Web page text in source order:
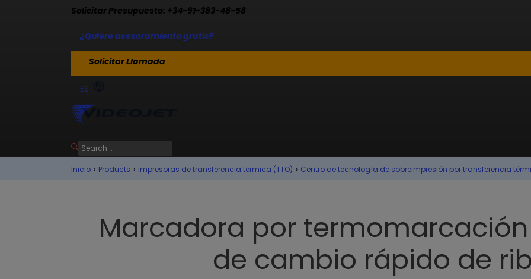
Solicitar Presupuesto: +34-91-383-48-58
¿Quiere asesoramiento gratis?
Solicitar Llamada
ES
Inicio › Products › Impresoras de transferencia térmica (TTO) › Centro de tecnología de sobreimpresión por transferencia
Marcadora por
de cambio rápido de